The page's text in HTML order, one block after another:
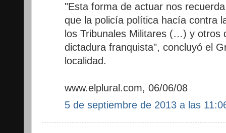
"Esta forma de actuar nos
que la policía política hacía contra
los Tribunales Militares (…) y otros
dictadura franquista", concluyó el
localidad.
www.elplural.com, 06/06/08
5 de septiembre de 2013 a las